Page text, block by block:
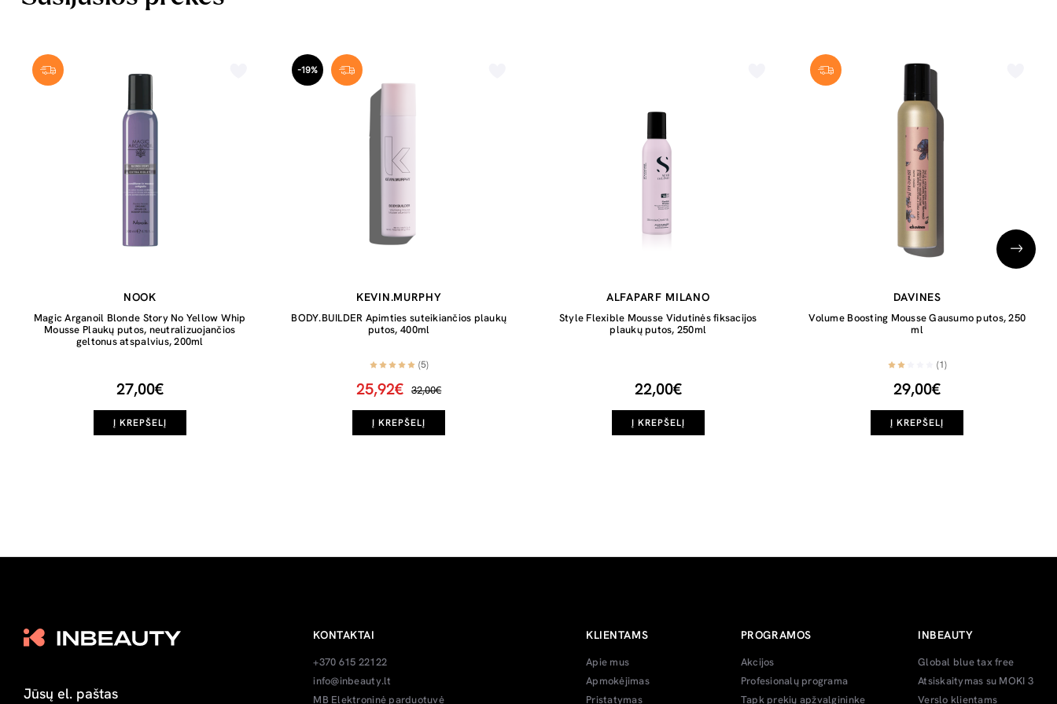
NOOK
Magic Arganoil Blonde Story No Yellow Whip
Mousse Plaukų putos, neutralizuojančios
geltonus atspalvius, 200ml
27,00€
Į KREPŠELĮ
-19%
KEVIN.MURPHY
BODY.BUILDER Apimties suteikiančios plaukų
putos, 400ml
(5)
25,92€ 32,00€
Į KREPŠELĮ
ALFAPARF MILANO
Style Flexible Mousse Vidutinės fiksacijos
plaukų putos, 250ml
22,00€
Į KREPŠELĮ
DAVINES
Volume Boosting Mousse Gausumo putos, 250
ml
(1)
29,00€
Į KREPŠELĮ
KONTAKTAI
+370 615 22122
info@inbeauty.lt
MB Elektroninė parduotuvė
KLIENTAMS
Apie mus
Apmokėjimas
Pristatymas
PROGRAMOS
Akcijos
Profesionalų programa
Tapk prekių apžvalgininke
INBEAUTY
Global blue tax free
Atsiskaitymas su MOKI 3
Verslo klientams